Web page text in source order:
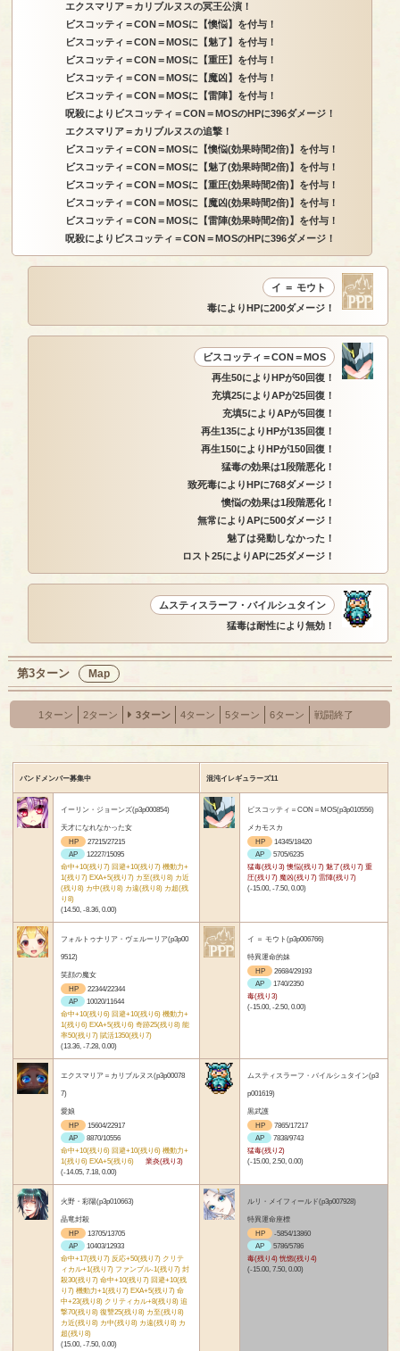
エクスマリア＝カリブルヌスの冥王公演！
ビスコッティ＝CON＝MOSに【懊悩】を付与！
ビスコッティ＝CON＝MOSに【魅了】を付与！
ビスコッティ＝CON＝MOSに【重圧】を付与！
ビスコッティ＝CON＝MOSに【魔凶】を付与！
ビスコッティ＝CON＝MOSに【雷陣】を付与！
呪殺によりビスコッティ＝CON＝MOSのHPに396ダメージ！
エクスマリア＝カリブルヌスの追撃！
ビスコッティ＝CON＝MOSに【懊悩(効果時間2倍)】を付与！
ビスコッティ＝CON＝MOSに【魅了(効果時間2倍)】を付与！
ビスコッティ＝CON＝MOSに【重圧(効果時間2倍)】を付与！
ビスコッティ＝CON＝MOSに【魔凶(効果時間2倍)】を付与！
ビスコッティ＝CON＝MOSに【雷陣(効果時間2倍)】を付与！
呪殺によりビスコッティ＝CON＝MOSのHPに396ダメージ！
イ ＝ モウト
毒によりHPに200ダメージ！
ビスコッティ＝CON＝MOS
再生50によりHPが50回復！
充填25によりAPが25回復！
充填5によりAPが5回復！
再生135によりHPが135回復！
再生150によりHPが150回復！
猛毒の効果は1段階悪化！
致死毒によりHPに768ダメージ！
懊悩の効果は1段階悪化！
無常によりAPに500ダメージ！
魅了は発動しなかった！
ロスト25によりAPに25ダメージ！
ムスティスラーフ・バイルシュタイン
猛毒は耐性により無効！
第3ターン Map
1ターン 2ターン 3ターン 4ターン 5ターン 6ターン 戦闘終了
バンドメンバー募集中 混沌イレギュラーズ11
イーリン・ジョーンズ(p3p000854)
天才になれなかった女
HP
27215/27215
AP
12227/15095
命中+10(残り7) 回避+10(残り7) 機動力+
1(残り7) EXA+5(残り7) カ至(残り8) カ近
(残り8) カ中(残り8) カ遠(残り8) カ超(残
り8)
(14.50, -8.36, 0.00)
ビスコッティ＝CON＝MOS(p3p010556)
メカモスカ
HP
14345/18420
AP
5705/6235
猛毒(残り3) 懊悩(残り7) 魅了(残り7) 重
圧(残り7) 魔凶(残り7) 雷陣(残り7)
(-15.00, -7.50, 0.00)
フォルトゥナリア・ヴェルーリア(p3p00
9512)
笑顔の魔女
HP
22344/22344
AP
10020/11644
命中+10(残り6) 回避+10(残り6) 機動力+
1(残り6) EXA+5(残り6) 奇跡25(残り8) 能
率50(残り7) 賦活1350(残り7)
(13.36, -7.28, 0.00)
イ ＝ モウト(p3p006766)
特異運命的妹
HP
26684/29193
AP
1740/2350
毒(残り3)
(-15.00, -2.50, 0.00)
エクスマリア＝カリブルヌス(p3p00078
7)
愛娘
HP
15604/22917
AP
8870/10556
命中+10(残り6) 回避+10(残り6) 機動力+
1(残り6) EXA+5(残り6)
業炎(残り3)
(-14.05, 7.18, 0.00)
ムスティスラーフ・バイルシュタイン(p3
p001619)
黒武護
HP
7865/17217
AP
7838/9743
猛毒(残り2)
(-15.00, 2.50, 0.00)
火野・彩陽(p3p010663)
晶竜封殺
HP
13705/13705
AP
10403/12933
命中+17(残り7) 反応+50(残り7) クリテ
ィカル+1(残り7) ファンブル-1(残り7) 封
殺30(残り7) 命中+10(残り7) 回避+10(残
り7) 機動力+1(残り7) EXA+5(残り7) 命
中+23(残り8) クリティカル+8(残り8) 追
撃70(残り8) 復讐25(残り8) カ至(残り8)
カ近(残り8) カ中(残り8) カ遠(残り8) カ
超(残り8)
(15.00, -7.50, 0.00)
ルリ・メイフィールド(p3p007928)
特異運命座標
HP
-5854/13860
AP
5786/5786
毒(残り4) 恍惚(残り4)
(-15.00, 7.50, 0.00)